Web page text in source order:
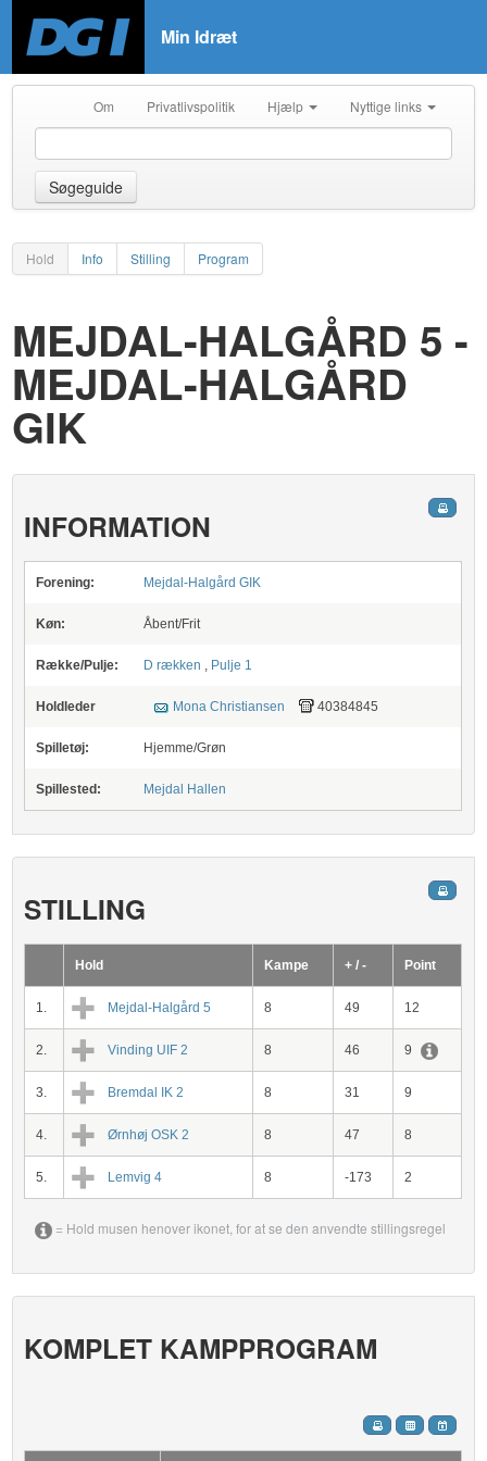
Min Idræt
Om Privatlivspolitik Hjælp Nyttige links
Søgeguide
Hold Info Stilling Program
MEJDAL-HALGÅRD 5 -
MEJDAL-HALGÅRD
GIK
INFORMATION
Forening: Mejdal-Halgård GIK
Køn: Åbent/Frit
Række/Pulje: D rækken , Pulje 1
Holdleder Mona Christiansen 40384845
Spilletøj: Hjemme/Grøn
Spillested: Mejdal Hallen
STILLING
Hold Kampe + / - Point
1. Mejdal-Halgård 5 8 49 12
2. Vinding UIF 2 8 46 9
3. Bremdal IK 2 8 31 9
4. Ørnhøj OSK 2 8 47 8
5. Lemvig 4 8 -173 2
= Hold musen henover ikonet, for at se den anvendte stillingsregel
KOMPLET KAMPPROGRAM